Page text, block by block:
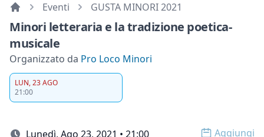
Eventi GUSTA MINORI 2021
Minori letteraria e la tradizione poetica-
musicale
Organizzato da Pro Loco Minori
LUN, 23 AGO
21:00
Lunedì, Ago 23, 2021 • 21:00
Aggiungi